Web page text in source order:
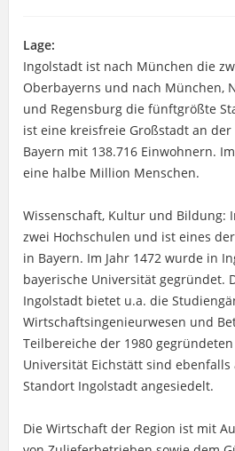
Lage:
Ingolstadt ist nach München die
Oberbayerns und nach München,
und Regensburg die fünftgrößte
ist eine kreisfreie Großstadt an
Bayern mit 138.716 Einwohnern.
eine halbe Million Menschen.
Wissenschaft, Kultur und Bildung:
zwei Hochschulen und ist eines
in Bayern. Im Jahr 1472 wurde in
bayerische Universität gegründet.
Ingolstadt bietet u.a. die
Wirtschaftsingenieurwesen und
Teilbereiche der 1980
Universität Eichstätt sind ebenfalls
Standort Ingolstadt angesiedelt.
Die Wirtschaft der Region ist mit